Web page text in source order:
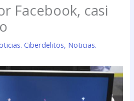
Facebook, casi
Ciberdelitos, Noticias.